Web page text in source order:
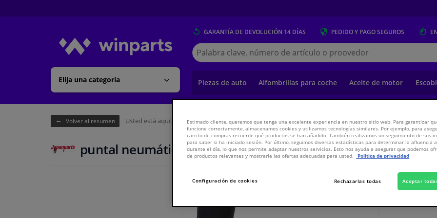
Elija una categoría
GARANTÍA DE DEVOLUCIÓN 14 DÍAS PEDIDO Y PAGOSEGUROS
Buscar
en
Winparts.es
Piezas de auto Alfombrillas para coche Aceite de motor
Volver al resumen Usted está aquí: Página de inicio Suspensión y transmisión Suspensión y transmisión Amortiguadores
puntal neumático
465, 23 €
Estimado cliente, queremos que tenga una excelente experiencia en nuestro sitio web. Para garantizar
funcione correctamente, almacenamos cookies y utilizamos tecnologías similares. Por ejemplo, para
carrito de compras recuerde qué productos se han añadido. También realizamos un seguimiento de sus
para saber si ha iniciado sesión. Por último, seguimos diversas estadísticas para determinar la afluencia
durante el día, lo que nos permite adaptar nuestros servicios. Esto nos ayuda a asegurar que podemos
de productos relevantes y mostrarle las ofertas adecuadas para usted.
Política de privacidad
Configuración de cookies Rechazarlas todas Aceptar